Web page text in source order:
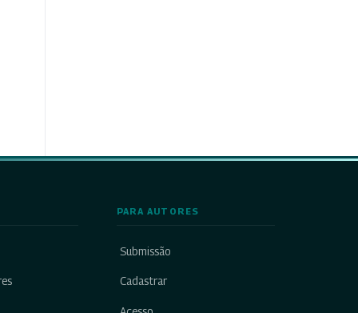
PARA AUTORES
Submissão
Cadastrar